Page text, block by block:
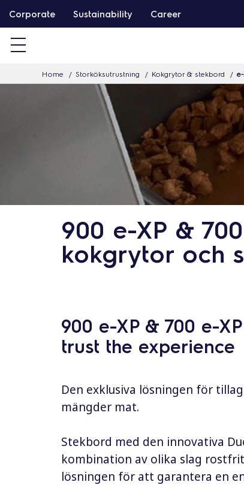
å
Corporate Sustainability Career
Home Storköksutrustning Kokgrytor & stekbord
900 e-XP &
kokgrytor och
900 e-XP & 700 e-XP
trust the experience
Den exklusiva lösningen för
mängder mat.
Stekbord med den innovativa
kombination av olika slag
lösningen för att garantera en